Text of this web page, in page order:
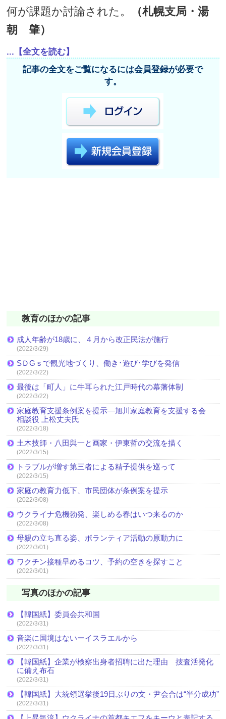
何が課題か討論された。
（札幌支局・湯
朝 肇）
...【全文を読む】
記事の全文をご覧になるには会員登録が必要で
す。
教育のほかの記事
成人年齢が18歳に、４月から改正民法が施行
(2022/3/29)
SＤGｓで観光地づくり、働き･遊び･学びを発信
(2022/3/22)
最後は「町人」に牛耳られた江戸時代の幕藩体制
(2022/3/22)
家庭教育支援条例案を提示―旭川家庭教育を支援する会
相談役 上松丈夫氏
(2022/3/18)
土木技師・八田與一と画家・伊東哲の交流を描く
(2022/3/15)
トラブルが増す第三者による精子提供を巡って
(2022/3/15)
家庭の教育力低下、市民団体が条例案を提示
(2022/3/08)
ウクライナ危機勃発、楽しめる春はいつ来るのか
(2022/3/08)
母親の立ち直る姿、ボランティア活動の原動力に
(2022/3/01)
ワクチン接種早めるコツ、予約の空きを探すこと
(2022/3/01)
写真のほかの記事
【韓国紙】委員会共和国
(2022/3/31)
音楽に国境はないーイスラエルから
(2022/3/31)
【韓国紙】企業が検察出身者招聘に出た理由 捜査活発化
に備え布石
(2022/3/31)
【韓国紙】大統領選挙後19日ぶりの文・尹会合は“半分成功”
(2022/3/31)